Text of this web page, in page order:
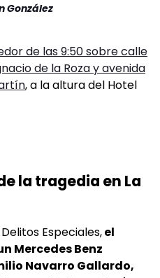
González
de las 9:50 sobre calle
de la Roza y avenida
, a la altura del Hotel
la tragedia en La
Especiales,el
Mercedes Benz
Navarro Gallardo,